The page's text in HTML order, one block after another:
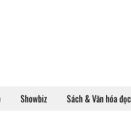
Showbiz Sách & Văn hóa đọc